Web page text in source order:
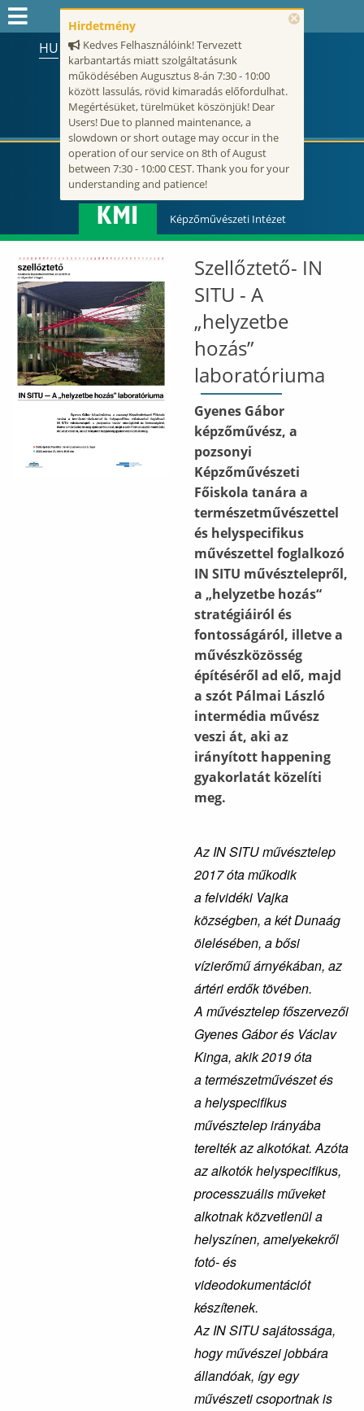
Hirdetmény
Kedves Felhasználóink! Tervezett
karbantartás miatt szolgáltatásunk
működésében Augusztus 8-án 7:30 - 10:00
között lassulás, rövid kimaradás előfordulhat.
Megértésüket, türelmüket köszönjük! Dear
Users! Due to planned maintenance, a
slowdown or short outage may occur in the
operation of our service on 8th of August
between 7:30 - 10:00 CEST. Thank you for your
understanding and patience!
×
HU EN
FELVÉTELIZŐK
HALLGATÓK
MUNKATÁRSAKNAK
HTOTDK2027
Keresés az egész honlapon:
KMI Képzőművészeti Intézet
Szellőztető- IN
SITU - A
„helyzetbe
hozás”
laboratóriuma
Gyenes Gábor
képzőművész, a
pozsonyi
Képzőművészeti
Főiskola tanára a
természetművészettel
és helyspecifikus
művészettel foglalkozó
IN SITU művésztelepről,
a „helyzetbe hozás“
stratégiáiról és
fontosságáról, illetve a
művészközösség
építéséről ad elő, majd
a szót Pálmai László
intermédia művész
veszi át, aki az
irányított happening
gyakorlatát közelíti
meg.
Az IN SITU művésztelep
2017 óta műkodik
a felvidéki Vajka
községben, a két Dunaág
ölelésében, a bősi
vízierőmű árnyékában, az
ártéri erdők tövében.
A művésztelep főszervezői
Gyenes Gábor és Václav
Kinga, akik 2019 óta
a természetművészet és
a helyspecifikus
művésztelep irányába
terelték az alkotókat. Azóta
az alkotók helyspecifikus,
processzuális műveket
alkotnak közvetlenül a
helyszínen, amelyekekről
fotó- és
videodokumentációt
készítenek.
Az IN SITU sajátossága,
hogy művészei jobbára
állandóak, így egy
művészeti csoportnak is